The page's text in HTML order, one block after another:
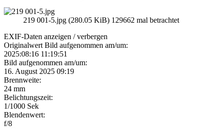
219 001-5.jpg (280.05 KiB) 129662 mal betrachtet
EXIF-Daten anzeigen / verbergen
Originalwert Bild aufgenommen am/um:
2025:08:16 11:19:51
Bild aufgenommen am/um:
16. August 2025 09:19
Brennweite:
24 mm
Belichtungszeit:
1/1000 Sek
Blendenwert:
f/8